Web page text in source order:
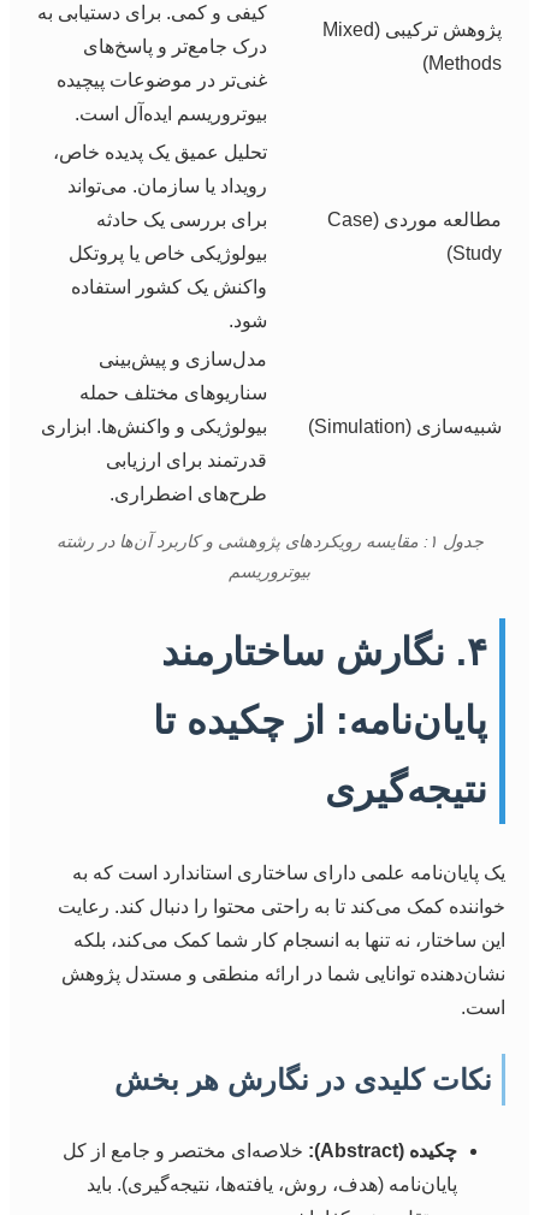
پژوهش ترکیبی (Mixed
Methods)
کیفی و کمی. برای دستیابی به
درک جامع‌تر و پاسخ‌های
غنی‌تر در موضوعات پیچیده
بیوتروریسم ایده‌آل است.
مطالعه موردی (Case
Study)
تحلیل عمیق یک پدیده خاص،
رویداد یا سازمان. می‌تواند
برای بررسی یک حادثه
بیولوژیکی خاص یا پروتکل
واکنش یک کشور استفاده
شود.
شبیه‌سازی (Simulation)
مدل‌سازی و پیش‌بینی
سناریوهای مختلف حمله
بیولوژیکی و واکنش‌ها. ابزاری
قدرتمند برای ارزیابی
طرح‌های اضطراری.
جدول ۱: مقایسه رویکردهای پژوهشی و کاربرد آن‌ها در رشته
بیوتروریسم
۴. نگارش ساختارمند
پایان‌نامه: از چکیده تا
نتیجه‌گیری
یک پایان‌نامه علمی دارای ساختاری استاندارد است که به
خواننده کمک می‌کند تا به راحتی محتوا را دنبال کند. رعایت
این ساختار، نه تنها به انسجام کار شما کمک می‌کند، بلکه
نشان‌دهنده توانایی شما در ارائه منطقی و مستدل پژوهش
است.
نکات کلیدی در نگارش هر بخش
چکیده (Abstract):
خلاصه‌ای مختصر و جامع از کل
پایان‌نامه (هدف، روش، یافته‌ها، نتیجه‌گیری). باید